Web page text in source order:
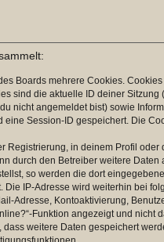
Boards mehrere Cookies.
sind die aktuelle ID deiner
nicht angemeldet bist) sowie
Session-ID gespeichert. Die
Registrierung, in deinem Profil
durch den Betreiber weitere
so werden die dort
IP-Adresse wird weiterhin bei
Adresse, Kontoaktivierung,
Funktion angezeigt und nicht
weitere Daten gespeichert